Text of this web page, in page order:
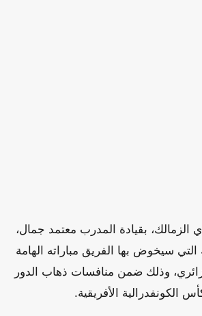
الزمالك، بقيادة المدرب معتمد جمال،
سيخوض بها الفريق مباراته الهامة
وذلك ضمن منافسات ذهاب الدور
الكونفدرالية الأفريقية.